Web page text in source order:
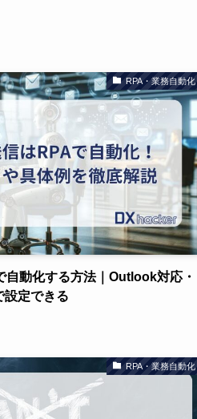
RPA・業務自動化
自動化する方法｜Outlook対応・
設定できる
RPA・業務自動化